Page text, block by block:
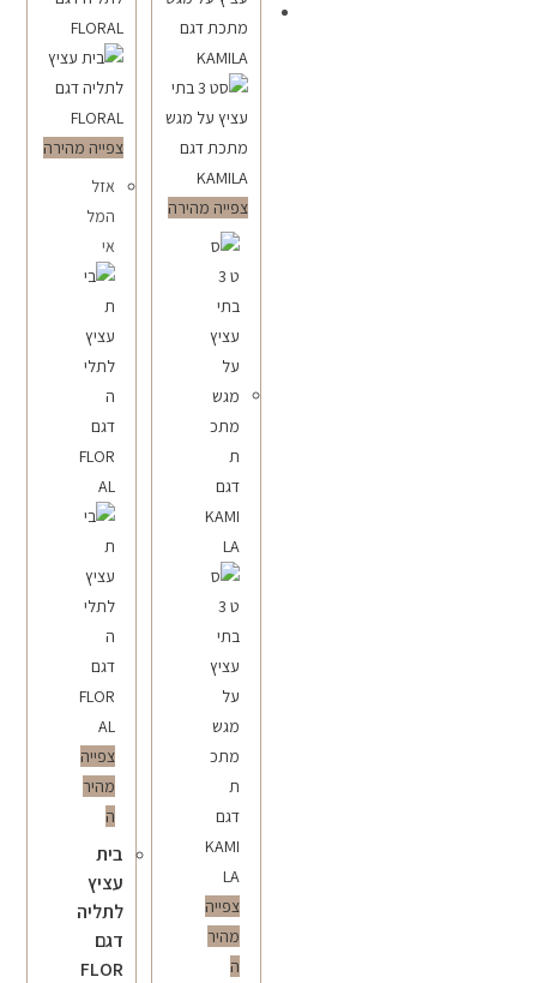
צפייה מהירה
אזל
המל
אי
צפייה
מהיר
ה
בית
עציץ
לתליה
דגם
FLOR
צפייה מהירה
צפייה
מהיר
ה